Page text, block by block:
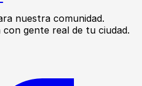
nuestra comunidad.
gente real de tu ciudad.